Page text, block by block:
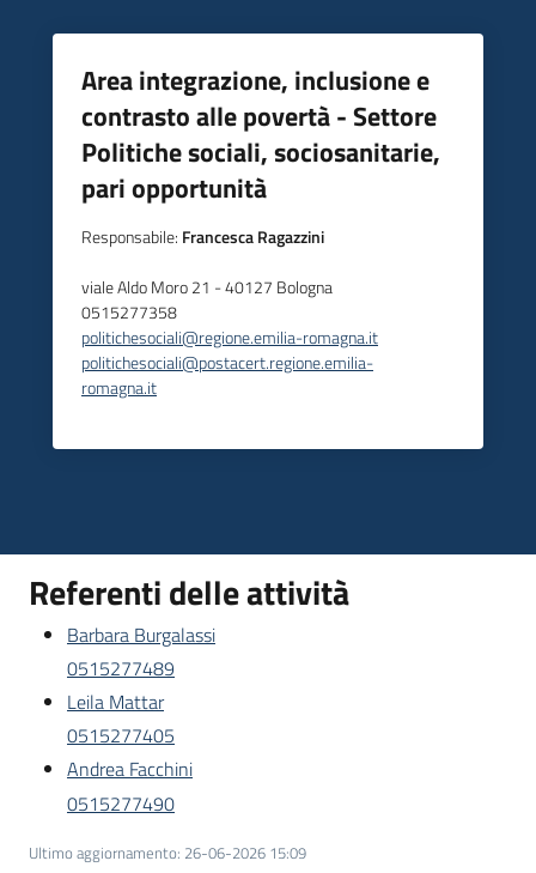
Area integrazione, inclusione e
contrasto alle povertà - Settore
Politiche sociali, sociosanitarie,
pari opportunità
Responsabile: Francesca Ragazzini
viale Aldo Moro 21 - 40127 Bologna
0515277358
politichesociali@regione.emilia-romagna.it
politichesociali@postacert.regione.emilia-
romagna.it
Referenti delle attività
Barbara Burgalassi
0515277489
Leila Mattar
0515277405
Andrea Facchini
0515277490
Ultimo aggiornamento: 26-06-2026 15:09